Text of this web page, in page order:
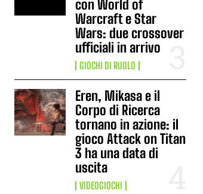
con World of
Warcraft e Star
Wars: due crossover
ufficiali in arrivo
GIOCHI DI RUOLO
Eren, Mikasa e il
Corpo di Ricerca
tornano in azione: il
gioco Attack on Titan
3 ha una data di
uscita
VIDEOGIOCHI